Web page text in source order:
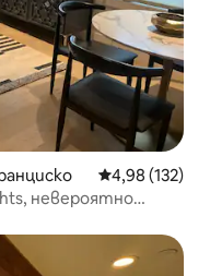
Средна
4,98 (132)
невероятно